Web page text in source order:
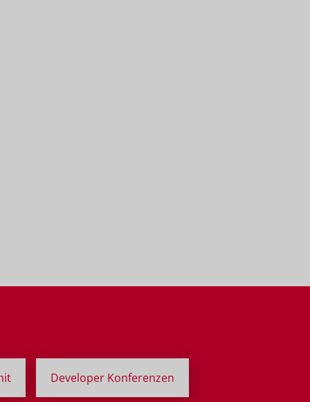
Developer Konferenzen